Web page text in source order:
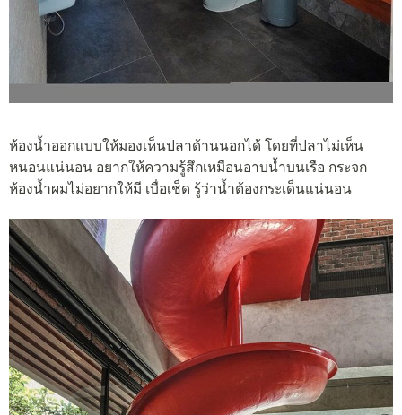
ห้องน้ำออกแบบให้มองเห็นปลาด้านนอกได้ โดยที่ปลาไม่เห็น
หนอนแน่นอน อยากให้ความรู้สึกเหมือนอาบน้ำบนเรือ กระจก
ห้องน้ำผมไม่อยากให้มี เบื่อเช็ด รู้ว่าน้ำต้องกระเด็นแน่นอน